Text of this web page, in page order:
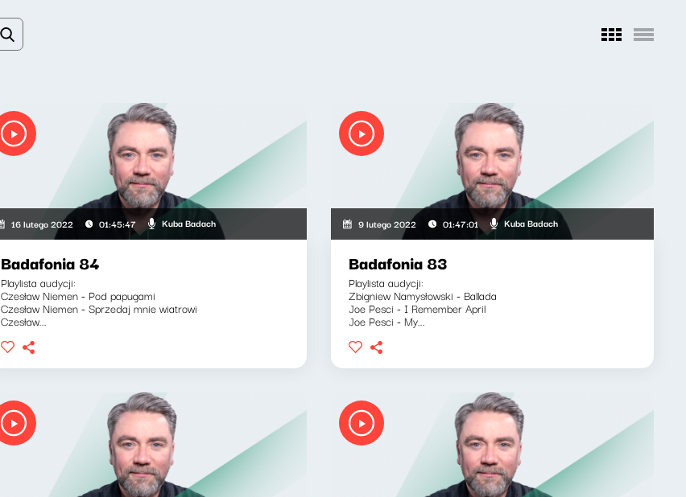
16 lutego 2022 01:45:47 Kuba Badach
Badafonia 84
Playlista audycji:
Czesław Niemen - Pod papugami
Czesław Niemen - Sprzedaj mnie wiatrowi
Czesław...
9 lutego 2022 01:47:01 Kuba Badach
Badafonia 83
Playlista audycji:
Zbigniew Namysłowski - Ballada
Joe Pesci - I Remember April
Joe Pesci - My...